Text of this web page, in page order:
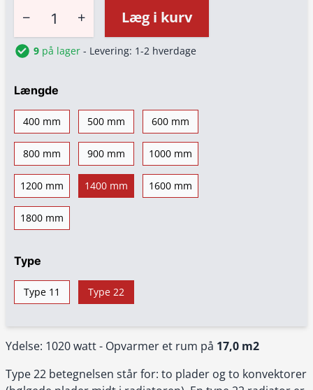
Ydelse: 1020 watt - Opvarmer et rum på 17,0 m2
Type 22 betegnelsen står for: to plader og to konvektorer
− + Læg i kurv
9 på lager - Levering: 1-2 hverdage
Længde
400 mm 500 mm 600 mm
800 mm 900 mm 1000 mm
1200 mm 1400 mm 1600 mm
1800 mm
Type
Type 11 Type 22